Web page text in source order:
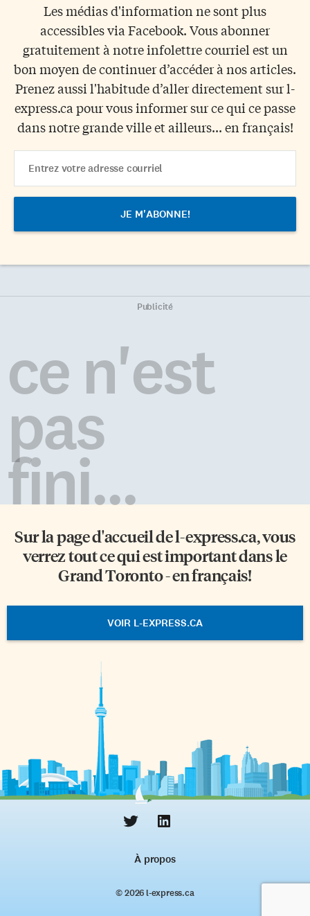
Les médias d'information ne sont plus
accessibles via Facebook. Vous abonner
gratuitement à notre infolettre courriel est un
bon moyen de continuer d’accéder à nos articles.
Prenez aussi l'habitude d’aller directement sur l-
express.ca pour vous informer sur ce qui ce passe
dans notre grande ville et ailleurs... en français!
Address
Publicité
ce n'est
pas
fini...
Sur la page d'accueil del-express.ca, vous
verrez tout ce qui est important dans le
Grand Toronto - en français!
VOIR L-EXPRESS.CA
À propos
© 2026 l‑express.ca